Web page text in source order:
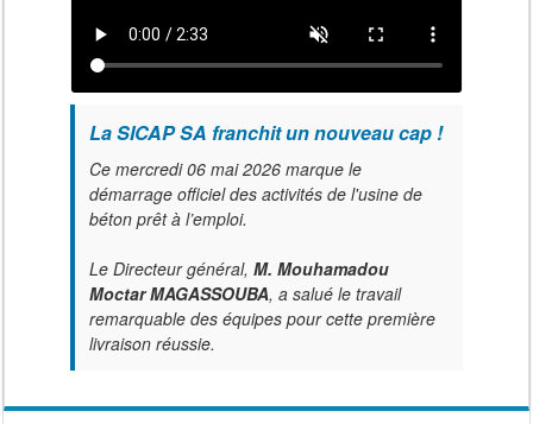
La SICAP SA franchit un nouveau cap !
Ce mercredi 06 mai 2026 marque le
démarrage officiel des activités de l'usine de
béton prêt à l’emploi.
Le Directeur général, M. Mouhamadou
Moctar MAGASSOUBA, a salué le travail
remarquable des équipes pour cette première
livraison réussie.